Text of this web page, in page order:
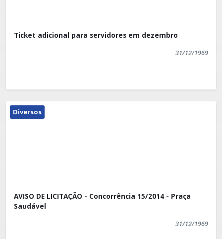
Ticket adicional para servidores em dezembro
31/12/1969
Diversos
AVISO DE LICITAÇÃO - Concorrência 15/2014 - Praça
Saudável
31/12/1969